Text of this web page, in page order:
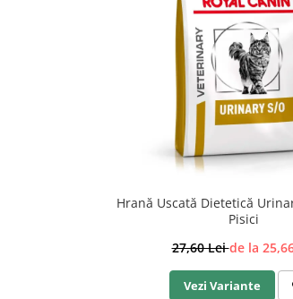
Hrană Uscată Dietetică
Pisici
27,60 Leide la
Vezi Variante